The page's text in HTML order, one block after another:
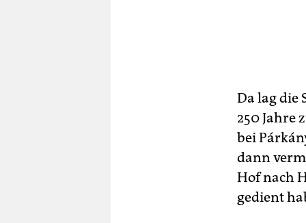
Da lag die
250 Jahre
bei
dann
Hof nach
gedient